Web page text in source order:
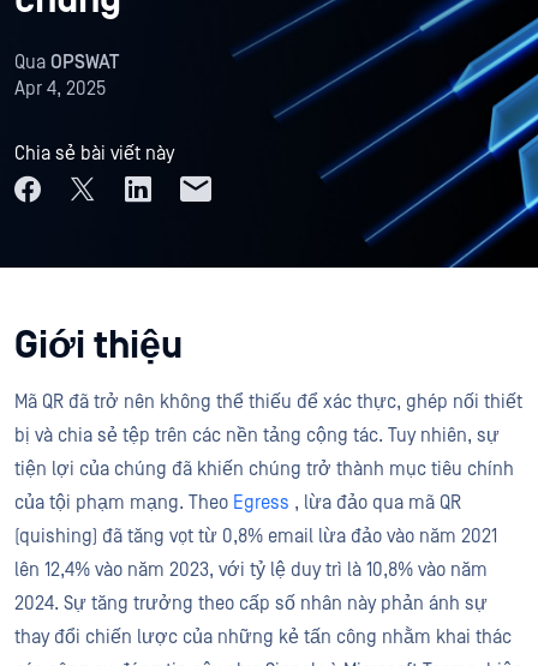
Qua OPSWAT
Apr 4, 2025
Chia sẻ bài viết này
Giới thiệu
Mã QR đã trở nên không thể thiếu để xác thực, ghép nối thiết
bị và chia sẻ tệp trên các nền tảng cộng tác. Tuy nhiên, sự
tiện lợi của chúng đã khiến chúng trở thành mục tiêu chính
của tội phạm mạng. Theo Egress , lừa đảo qua mã QR
(quishing) đã tăng vọt từ 0,8% email lừa đảo vào năm 2021
lên 12,4% vào năm 2023, với tỷ lệ duy trì là 10,8% vào năm
2024. Sự tăng trưởng theo cấp số nhân này phản ánh sự
thay đổi chiến lược của những kẻ tấn công nhằm khai thác